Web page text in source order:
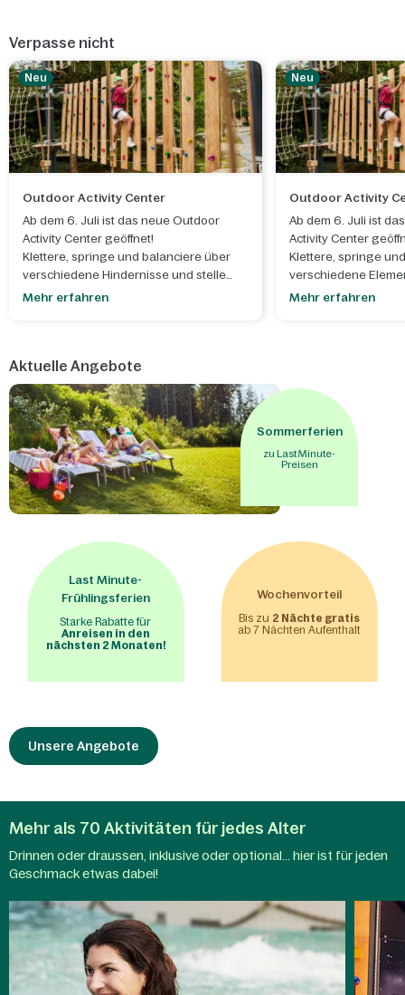
Verpasse nicht
Neu
Outdoor Activity Center
Ab dem 6. Juli ist das neue Outdoor
Activity Center geöffnet!
Klettere, springe und balanciere über
verschiedene Hindernisse und stelle
dich den unterschiedlichen Parcours in
Mehr erfahren
Neu
Outdoor Activity
Ab dem 6. Juli ist
Activity Center
Klettere, springe
verschiedene
die
Mehr erfahren
Aktuelle Angebote
Sommerferien
zu Last Minute-
Preisen
Last Minute-
Frühlingsferien
Starke Rabatte für
Anreisen in den
nächsten 2 Monaten!
Wochenvorteil
Bis zu 2 Nächte gratis
ab 7 Nächten Aufenthalt
Unsere Angebote
Mehr als 70 Aktivitäten für jedes Alter
Drinnen oder draussen, inklusive oder optional... hier ist für jeden
Geschmack etwas dabei!
Aqua